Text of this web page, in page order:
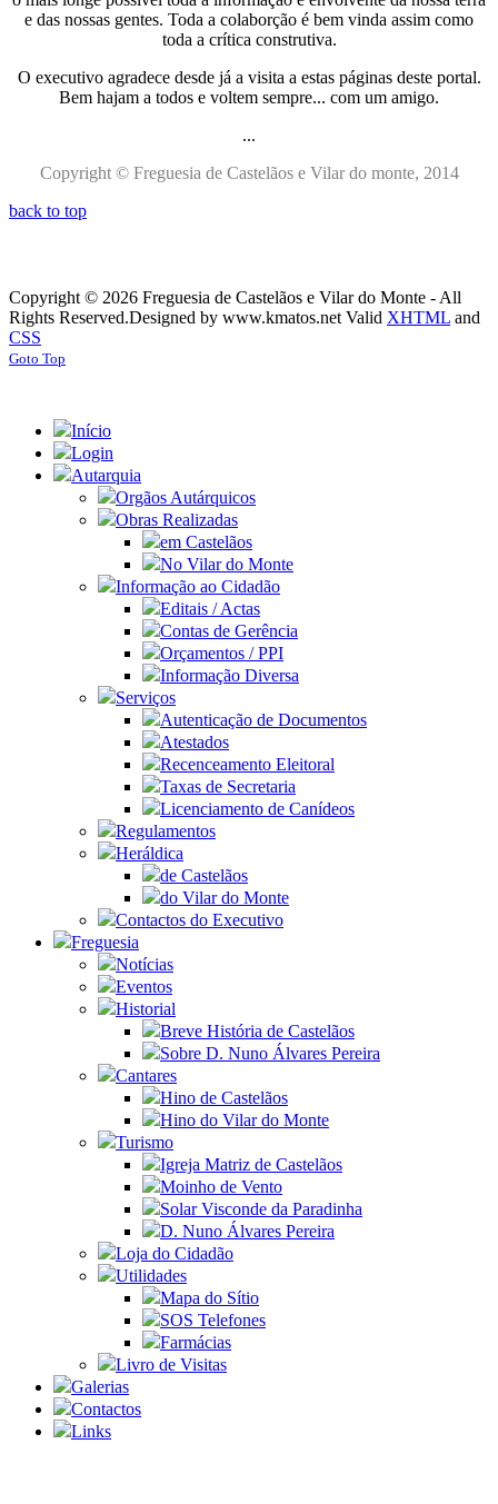
e das nossas gentes. Toda a colaborção é bem vinda assim como
toda a crítica construtiva.
O executivo agradece desde já a visita a estas páginas deste portal.
Bem hajam a todos e voltem sempre... com um amigo.
...
Copyright © Freguesia de Castelãos e Vilar do monte, 2014
back to top
Copyright © 2026 Freguesia de Castelãos e Vilar do Monte - All
Rights Reserved.Designed by www.kmatos.net Valid XHTML and
CSS
Goto Top
Início
Login
Autarquia
Orgãos Autárquicos
Obras Realizadas
em Castelãos
No Vilar do Monte
Informação ao Cidadão
Editais / Actas
Contas de Gerência
Orçamentos / PPI
Informação Diversa
Serviços
Autenticação de Documentos
Atestados
Recenceamento Eleitoral
Taxas de Secretaria
Licenciamento de Canídeos
Regulamentos
Heráldica
de Castelãos
do Vilar do Monte
Contactos do Executivo
Freguesia
Notícias
Eventos
Historial
Breve História de Castelãos
Sobre D. Nuno Álvares Pereira
Cantares
Hino de Castelãos
Hino do Vilar do Monte
Turismo
Igreja Matriz de Castelãos
Moinho de Vento
Solar Visconde da Paradinha
D. Nuno Álvares Pereira
Loja do Cidadão
Utilidades
Mapa do Sítio
SOS Telefones
Farmácias
Livro de Visitas
Galerias
Contactos
Links